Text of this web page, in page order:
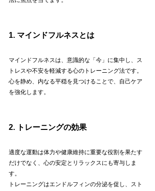
1. マインドフルネスとは
マインドフルネスは、意識的な「今」に集中し、ス
トレスや不安を軽減する心のトレーニング法です。
心を静め、内なる平穏を見つけることで、自己ケア
を強化します。
2. トレーニングの効果
適度な運動は体力や健康維持に重要な役割を果たす
だけでなく、心の安定とリラックスにも寄与しま
す。
トレーニングはエンドルフィンの分泌を促し、スト